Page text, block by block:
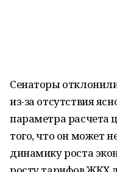
Сенаторы
из-за отсутствия
параметра расчета
того, что он может
динамику роста